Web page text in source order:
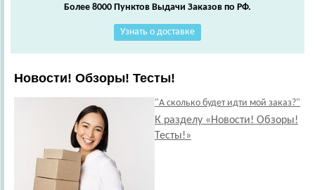
Более 8000 Пунктов Выдачи Заказов по РФ.
Узнать о доставке
Новости! Обзоры! Тесты!
"А сколько будет идти мой заказ?"
К разделу «Новости! Обзоры!
Тесты!»